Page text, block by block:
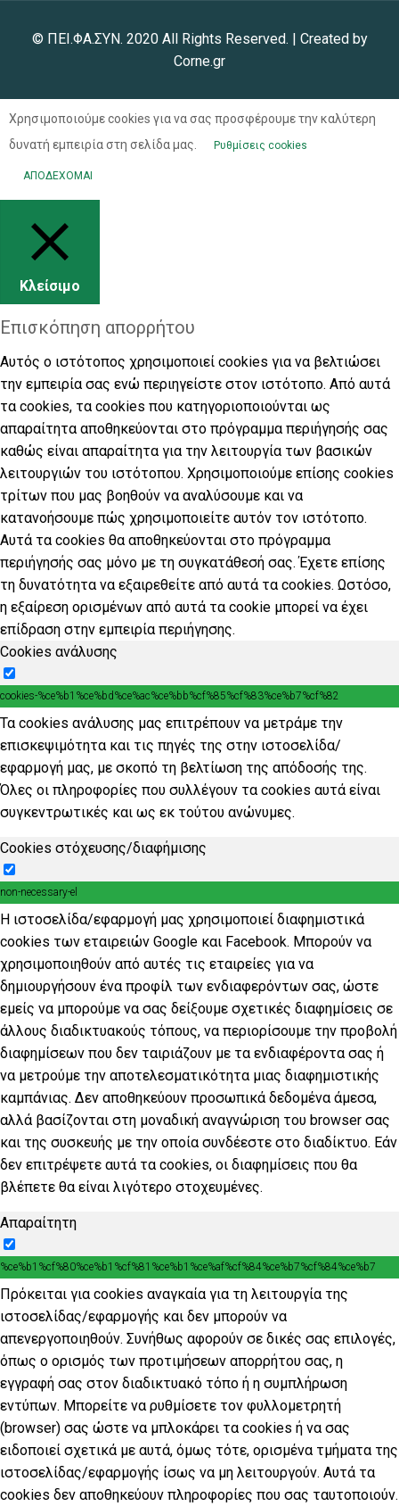
© ΠΕΙ.ΦΑ.ΣΥΝ. 2020 All Rights Reserved. | Created by
Corne.gr
Χρησιμοποιούμε cookies για να σας προσφέρουμε την καλύτερη
δυνατή εμπειρία στη σελίδα μας.
Ρυθμίσεις cookies
ΑΠΟΔΕΧΟΜΑΙ
Κλείσιμο
Επισκόπηση απορρήτου
Αυτός ο ιστότοπος χρησιμοποιεί cookies για να βελτιώσει
την εμπειρία σας ενώ περιηγείστε στον ιστότοπο. Από αυτά
τα cookies, τα cookies που κατηγοριοποιούνται ως
απαραίτητα αποθηκεύονται στο πρόγραμμα περιήγησής σας
καθώς είναι απαραίτητα για την λειτουργία των βασικών
λειτουργιών του ιστότοπου. Χρησιμοποιούμε επίσης cookies
τρίτων που μας βοηθούν να αναλύσουμε και να
κατανοήσουμε πώς χρησιμοποιείτε αυτόν τον ιστότοπο.
Αυτά τα cookies θα αποθηκεύονται στο πρόγραμμα
περιήγησής σας μόνο με τη συγκατάθεσή σας. Έχετε επίσης
τη δυνατότητα να εξαιρεθείτε από αυτά τα cookies. Ωστόσο,
η εξαίρεση ορισμένων από αυτά τα cookie μπορεί να έχει
επίδραση στην εμπειρία περιήγησης.
Cookies ανάλυσης
cookies-%ce%b1%ce%bd%ce%ac%ce%bb%cf%85%cf%83%ce%b7%cf%82
Τα cookies ανάλυσης μας επιτρέπουν να μετράμε την
επισκεψιμότητα και τις πηγές της στην ιστοσελίδα/
εφαρμογή μας, με σκοπό τη βελτίωση της απόδοσής της.
Όλες οι πληροφορίες που συλλέγουν τα cookies αυτά είναι
συγκεντρωτικές και ως εκ τούτου ανώνυμες.
Cookies στόχευσης/διαφήμισης
non-necessary-el
Η ιστοσελίδα/εφαρμογή μας χρησιμοποιεί διαφημιστικά
cookies των εταιρειών Google και Facebook. Μπορούν να
χρησιμοποιηθούν από αυτές τις εταιρείες για να
δημιουργήσουν ένα προφίλ των ενδιαφερόντων σας, ώστε
εμείς να μπορούμε να σας δείξουμε σχετικές διαφημίσεις σε
άλλους διαδικτυακούς τόπους, να περιορίσουμε την προβολή
διαφημίσεων που δεν ταιριάζουν με τα ενδιαφέροντα σας ή
να μετρούμε την αποτελεσματικότητα μιας διαφημιστικής
καμπάνιας. Δεν αποθηκεύουν προσωπικά δεδομένα άμεσα,
αλλά βασίζονται στη μοναδική αναγνώριση του browser σας
και της συσκευής με την οποία συνδέεστε στο διαδίκτυο. Εάν
δεν επιτρέψετε αυτά τα cookies, οι διαφημίσεις που θα
βλέπετε θα είναι λιγότερο στοχευμένες.
Απαραίτητη
%ce%b1%cf%80%ce%b1%cf%81%ce%b1%ce%af%cf%84%ce%b7%cf%84%ce%b7
Πρόκειται για cookies αναγκαία για τη λειτουργία της
ιστοσελίδας/εφαρμογής και δεν μπορούν να
απενεργοποιηθούν. Συνήθως αφορούν σε δικές σας επιλογές,
όπως ο ορισμός των προτιμήσεων απορρήτου σας, η
εγγραφή σας στον διαδικτυακό τόπο ή η συμπλήρωση
εντύπων. Μπορείτε να ρυθμίσετε τον φυλλομετρητή
(browser) σας ώστε να μπλοκάρει τα cookies ή να σας
ειδοποιεί σχετικά με αυτά, όμως τότε, ορισμένα τμήματα της
ιστοσελίδας/εφαρμογής ίσως να μη λειτουργούν. Αυτά τα
cookies δεν αποθηκεύουν πληροφορίες που σας ταυτοποιούν.